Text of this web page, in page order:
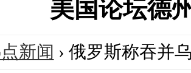
美国论坛德
新闻 › 俄罗斯称吞并